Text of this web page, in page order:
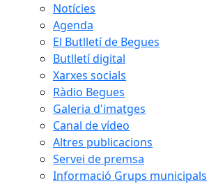
Notícies
Agenda
El Butlletí de Begues
Butlletí digital
Xarxes socials
Ràdio Begues
Galeria d'imatges
Canal de vídeo
Altres publicacions
Servei de premsa
Informació Grups municipals